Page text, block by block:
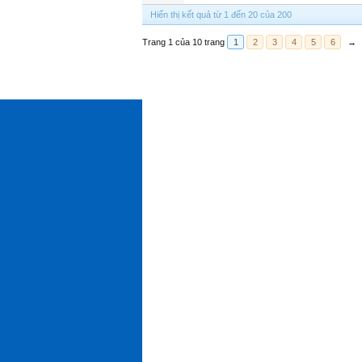
Hiển thị kết quả từ 1 đến 20 của 200
Trang 1 của 10 trang 1 2 3 4 5 6 →